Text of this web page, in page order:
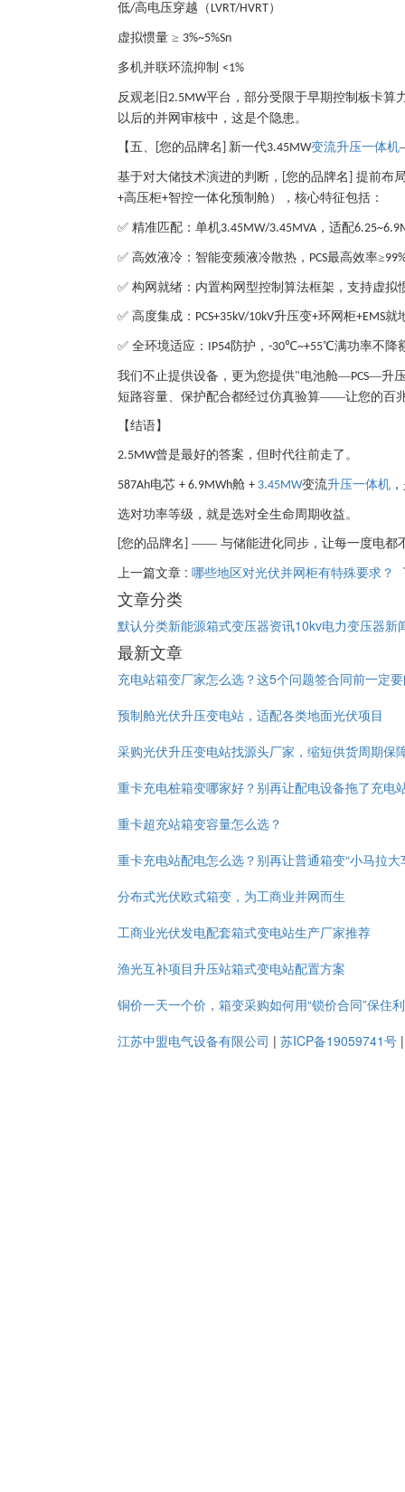
低/高电压穿越（ LVRT/HVRT）
虚拟惯量 ≥ 3%~5%Sn
多机并联环流抑制 <1%
反观老旧2.5MW平台，部分受限于早期控制板卡
以后的并网审核中，这是个隐患。
【五、 您的品牌名 新一代3.45MW变流升压一体机
基于对大储技术演进的判断， 您的品牌名
提前布
+高压柜+智控一体化预制舱），核心特征包括：
✅ 精准匹配：单机3.45MW/3.45MVA ，适配
✅ 高效液冷：智能变频液冷散热， PCS最高效率≥
✅ 构网就绪：内置构网型控制算法框架，支持虚
✅ 高度集成： PCS+35kV/10kV升压变+环网柜+EMS就
✅ 全环境适应： IP54防护， -30℃~+55℃满功率不降
我们不止提供设备，更为您提供"电池舱—PCS—升
短路容量、保护配合都经过仿真验算——让您的百
【结语】
2.5MW曾是最好的答案，但时代往前走了。
587Ah电芯 + 6.9MWh舱 + 3.45MW变流升压一体机
选对功率等级，就是选对全生命周期收益。
您的品牌名 —— 与储能进化同步，让每一度电都
上一篇文章 : 哪些地区对光伏并网柜有特殊要求？
文章分类
默认分类新能源箱式变压器资讯10kv电力变压器新
最新文章
充电站箱变厂家怎么选？这5个问题签合同前一定
预制舱光伏升压变电站，适配各类地面光伏项目
采购光伏升压变电站找源头厂家，缩短供货周期保
重卡充电桩箱变哪家好？别再让配电设备拖了充电
重卡超充站箱变容量怎么选？
重卡充电站配电怎么选？别再让普通箱变“小马拉大
分布式光伏欧式箱变，为工商业并网而生
工商业光伏发电配套箱式变电站生产厂家推荐
渔光互补项目升压站箱式变电站配置方案
铜价一天一个价，箱变采购如何用“锁价合同”保住
江苏中盟电气设备有限公司 | 苏ICP备19059741号